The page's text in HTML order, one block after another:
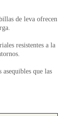
de leva ofrecen
resistentes a la
asequibles que las